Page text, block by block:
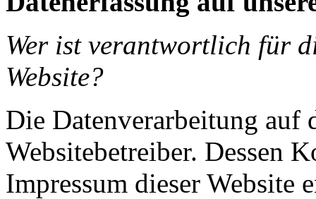
Wer ist verantwortlich für
Website?
Die Datenverarbeitung auf
Websitebetreiber. Dessen
Impressum dieser Website